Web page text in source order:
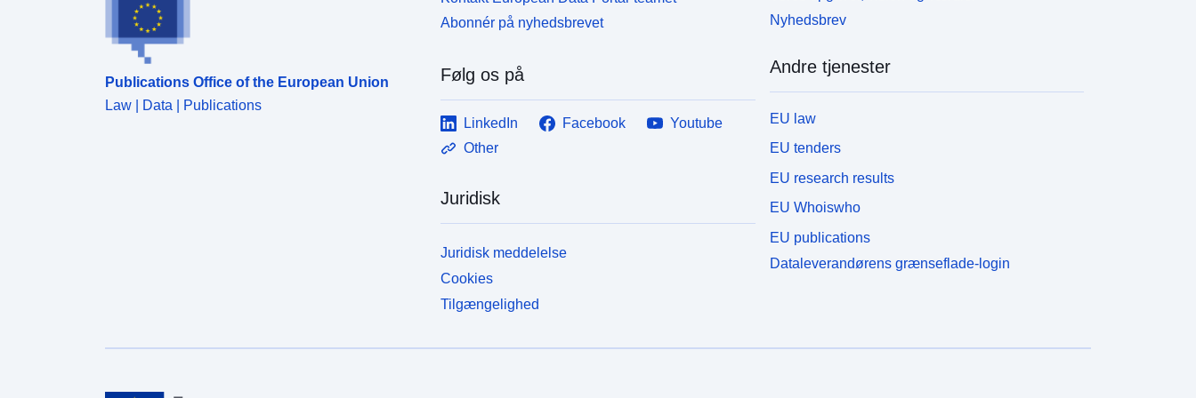
Publications Office of the European Union
Law | Data | Publications
Abonnér på nyhedsbrevet
Følg os på
LinkedIn Facebook
Youtube
Other
Juridisk
Juridisk meddelelse
Cookies
Tilgængelighed
Nyhedsbrev
Andre tjenester
EU law
EU tenders
EU research results
EU Whoiswho
EU publications
Dataleverandørens grænseflade-login